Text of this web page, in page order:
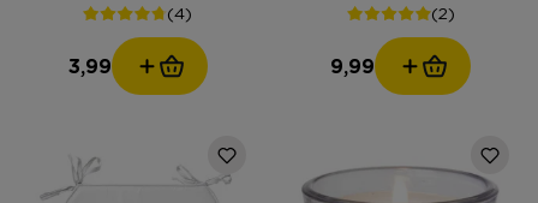
(4)
3,99
(2)
9,99